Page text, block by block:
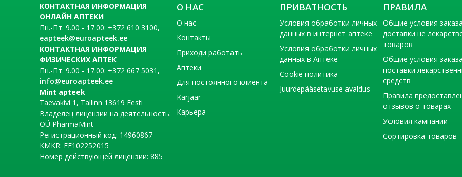
КОНТАКТНАЯ ИНФОРМАЦИЯ
ОНЛАЙН АПТЕКИ
Пн.-Пт. 9.00 - 17.00: +372 610 3100,
eapteek@euroapteek.ee
КОНТАКТНАЯ ИНФОРМАЦИЯ
ФИЗИЧЕСКИХ АПТЕК
Пн.-Пт. 9.00 - 17.00: +372 667 5031,
info@euroapteek.ee
Mint apteek
Taevakivi 1, Tallinn 13619 Eesti
Владелец лицензии на деятельность:
OÜ PharmaMint
Регистрационный код: 14960867
KMKR: EE102252015
Номер действующей лицензии: 885
О НАС
О нас
Контакты
Приходи работать
Аптеки
Для постоянного клиента
Karjaar
Карьера
ПРИВАТНОСТЬ
Условия обработки личных
данных в интернет аптеке
Условия обработки личных
данных в Аптеке
Cookie политика
Juurdepääsetavuse avaldus
ПРАВИЛА
Общие условия
доставки не
товаров
Общие условия
поставки
средств
Правила
отзывов о товарах
Условия кампании
Сортировка товаров